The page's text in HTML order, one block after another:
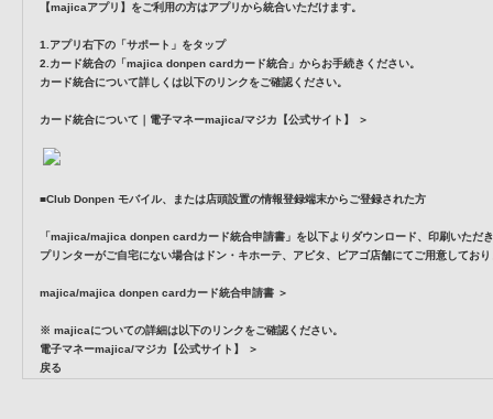
【majicaアプリ】をご利用の方はアプリから統合いただけます。
1.アプリ右下の「サポート」をタップ
2.カード統合の「majica donpen cardカード統合」からお手続きください。
カード統合について詳しくは以下のリンクをご確認ください。
カード統合について｜電子マネーmajica/マジカ【公式サイト】 ＞
■Club Donpen モバイル、または店頭設置の情報登録端末からご登録された方
「majica/majica donpen cardカード統合申請書」を以下よりダウンロード、印刷いただ
プリンターがご自宅にない場合はドン・キホーテ、アピタ、ピアゴ店舗にてご用意してお
majica/majica donpen cardカード統合申請書 ＞
※ majicaについての詳細は以下のリンクをご確認ください。
電子マネーmajica/マジカ【公式サイト】 ＞
戻る